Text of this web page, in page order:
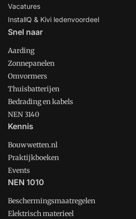
Vacatures
InstallQ & Kivi ledenvoordeel
Snel naar
Aarding
Zonnepanelen
Omvormers
Thuisbatterijen
Bedrading en kabels
NEN 3140
Kennis
Bouwwetten.nl
Praktijkboeken
Events
NEN 1010
Beschermingsmaatregelen
Elektrisch materieel